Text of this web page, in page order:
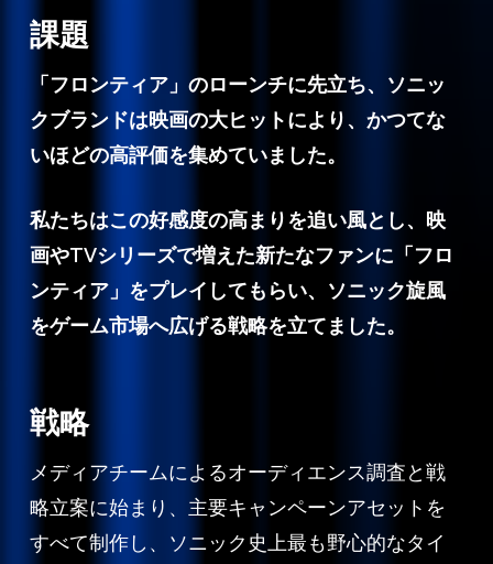
課題
「フロンティア」のローンチに先立ち、ソニッ
クブランドは映画の大ヒットにより、かつてな
いほどの高評価を集めていました。
私たちはこの好感度の高まりを追い風とし、映
画やTVシリーズで増えた新たなファンに「フロ
ンティア」をプレイしてもらい、ソニック旋風
をゲーム市場へ広げる戦略を立てました。
戦略
メディアチームによるオーディエンス調査と戦
略立案に始まり、主要キャンペーンアセットを
すべて制作し、ソニック史上最も野心的なタイ